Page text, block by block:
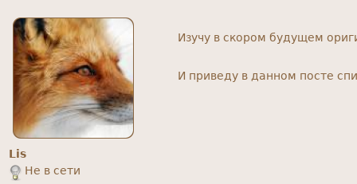
Lis
Не в сети
Изучу в скором будущем
И приведу в данном посте